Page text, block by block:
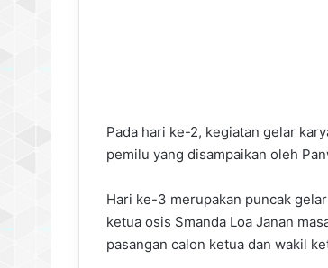
Pada hari ke-2, kegiatan gelar
pemilu yang disampaikan oleh
Hari ke-3 merupakan puncak
ketua osis Smanda Loa Janan
pasangan calon ketua dan wakil